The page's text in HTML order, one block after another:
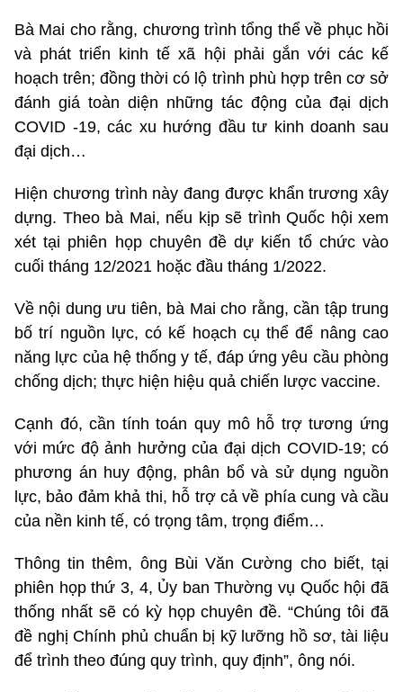
Bà Mai cho rằng, chương trình tổng thể về phục hồi
và phát triển kinh tế xã hội phải gắn với các kế
hoạch trên; đồng thời có lộ trình phù hợp trên cơ sở
đánh giá toàn diện những tác động của đại dịch
COVID -19, các xu hướng đầu tư kinh doanh sau
đại dịch…
Hiện chương trình này đang được khẩn trương xây
dựng. Theo bà Mai, nếu kịp sẽ trình Quốc hội xem
xét tại phiên họp chuyên đề dự kiến tổ chức vào
cuối tháng 12/2021 hoặc đầu tháng 1/2022.
Về nội dung ưu tiên, bà Mai cho rằng, cần tập trung
bố trí nguồn lực, có kế hoạch cụ thể để nâng cao
năng lực của hệ thống y tế, đáp ứng yêu cầu phòng
chống dịch; thực hiện hiệu quả chiến lược vaccine.
Cạnh đó, cần tính toán quy mô hỗ trợ tương ứng
với mức độ ảnh hưởng của đại dịch COVID-19; có
phương án huy động, phân bổ và sử dụng nguồn
lực, bảo đảm khả thi, hỗ trợ cả về phía cung và cầu
của nền kinh tế, có trọng tâm, trọng điểm…
Thông tin thêm, ông Bùi Văn Cường cho biết, tại
phiên họp thứ 3, 4, Ủy ban Thường vụ Quốc hội đã
thống nhất sẽ có kỳ họp chuyên đề. “Chúng tôi đã
đề nghị Chính phủ chuẩn bị kỹ lưỡng hồ sơ, tài liệu
để trình theo đúng quy trình, quy định”, ông nói.